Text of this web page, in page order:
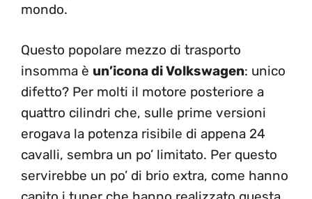
mondo.
Questo popolare mezzo di trasporto
insomma è un’icona di Volkswagen: unico
difetto? Per molti il motore posteriore a
quattro cilindri che, sulle prime versioni
erogava la potenza risibile di appena 24
cavalli, sembra un po’ limitato. Per questo
servirebbe un po’ di brio extra, come hanno